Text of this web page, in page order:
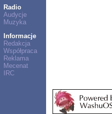
Radio
Audycje
Muzyka
Informacje
Redakcja
Współpraca
Reklama
Mecenat
IRC